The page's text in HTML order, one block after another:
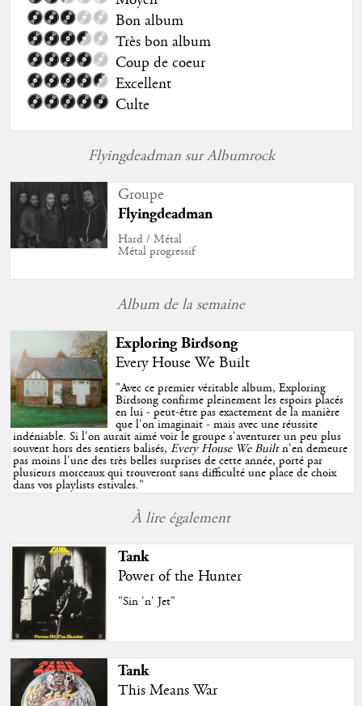
Bon album
Très bon album
Coup de coeur
Excellent
Culte
Flyingdeadman sur Albumrock
Groupe
Flyingdeadman
Hard / Métal
Métal progressif
Album de la semaine
Exploring Birdsong
Every House We Built
"Avec ce premier véritable album, Exploring
Birdsong confirme pleinement les espoirs placés
en lui - peut-être pas exactement de la manière
que l'on imaginait - mais avec une réussite
indéniable. Si l'on aurait aimé voir le groupe s'aventurer un peu plus
souvent hors des sentiers balisés,Every House We Builtn'en demeure
pas moins l'une des très belles surprises de cette année, porté par
plusieurs morceaux qui trouveront sans difficulté une place de choix
dans vos playlists estivales."
À lire également
Tank
Power of the Hunter
"Sin 'n' Jet"
Tank
This Means War